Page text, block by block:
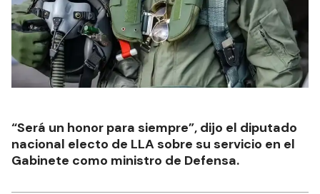
“Será un honor para siempre”, dijo el diputado
nacional electo de LLA sobre su servicio en el
Gabinete como ministro de Defensa.